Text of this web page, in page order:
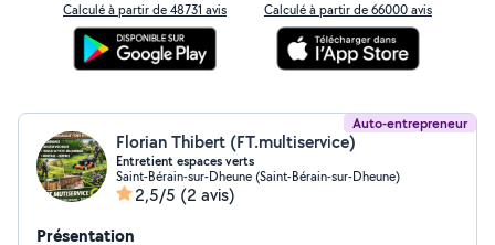
Calculé à partir de 48731 avis Calculé à partir de 66000 avis
Auto-entrepreneur
Florian Thibert (FT.multiservice)
Entretient espaces verts
Saint-Bérain-sur-Dheune (Saint-Bérain-sur-Dheune)
2,5/5 (2 avis)
Présentation